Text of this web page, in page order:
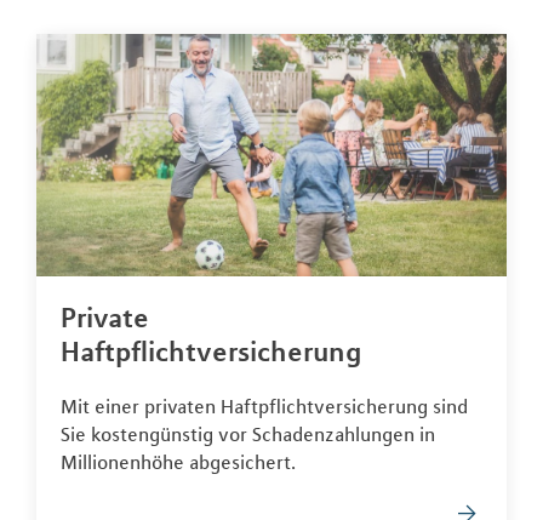
Private
Haftpflichtversicherung
Mit einer privaten Haftpflichtversicherung sind
Sie kostengünstig vor Schadenzahlungen in
Millionenhöhe abgesichert.